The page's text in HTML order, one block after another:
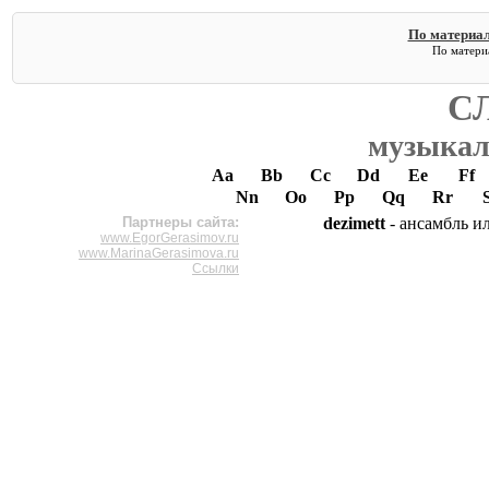
По
По
Aa Bb Cc Dd Ee
Ff
Nn
Oo Pp Qq Rr
Партнеры сайта:
www.EgorGerasimov.ru
www.MarinaGerasimova.ru
Ссылки
dezimett - ансамбль